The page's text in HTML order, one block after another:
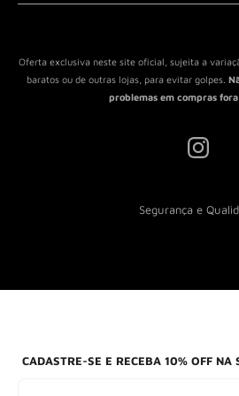
CADASTRE-SE E RECEBA 10% OFF
Política de Reembolso
Termos de Serviço
Oferta exclusiva neste site oficial, sujeita a
baratos ou de outras lojas, para evitar golpes.
problemas em compras
Segurança e